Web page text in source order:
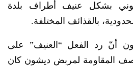
بشكل عنيف أطراف بلدة
بالقذائف المختلفة.
أنّ رد الفعل “العنيف” على
المقاومة لمربض ديشون كان